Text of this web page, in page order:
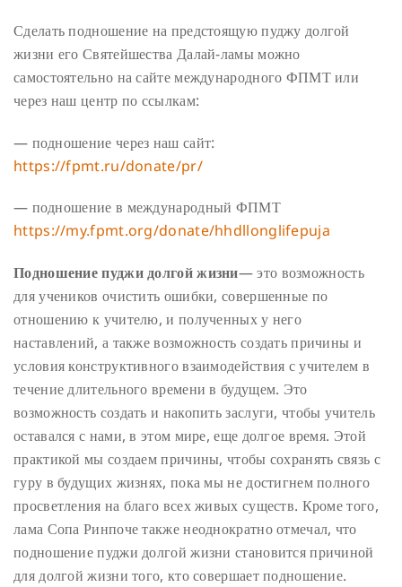
Сделать подношение на предстоящую пуджу долгой
жизни его Святейшества Далай-ламы можно
самостоятельно на сайте международного ФПМТ или
через наш центр по ссылкам:
— подношение через наш сайт:
https://fpmt.ru/donate/pr/
— подношение в международный ФПМТ
https://my.fpmt.org/donate/hhdllonglifepuja
Подношение пуджи долгой жизни— это возможность
для учеников очистить ошибки, совершенные по
отношению к учителю, и полученных у него
наставлений, а также возможность создать причины и
условия конструктивного взаимодействия с учителем в
течение длительного времени в будущем. Это
возможность создать и накопить заслуги, чтобы учитель
оставался с нами, в этом мире, еще долгое время. Этой
практикой мы создаем причины, чтобы сохранять связь с
гуру в будущих жизнях, пока мы не достигнем полного
просветления на благо всех живых существ. Кроме того,
лама Сопа Ринпоче также неоднократно отмечал, что
подношение пуджи долгой жизни становится причиной
для долгой жизни того, кто совершает подношение.